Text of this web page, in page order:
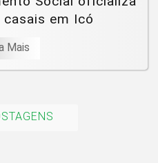
casais em Icó
Mais